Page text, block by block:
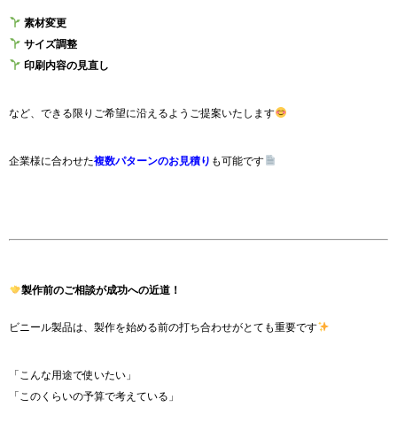
素材変更
サイズ調整
印刷内容の見直し
など、できる限りご希望に沿えるようご提案いたします
企業様に合わせた複数パターンのお見積り も可能です
製作前のご相談が成功への近道！
ビニール製品は、製作を始める前の打ち合わせがとても重要です
「こんな用途で使いたい」
「このくらいの予算で考えている」